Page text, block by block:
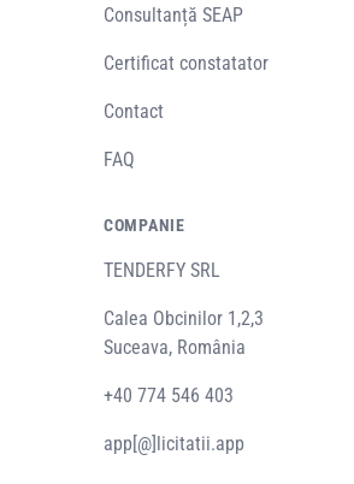
Consultanță SEAP
Certificat constatator
Contact
FAQ
COMPANIE
TENDERFY SRL
Calea Obcinilor 1,2,3
Suceava, România
+40 774 546 403
app[@]licitatii.app